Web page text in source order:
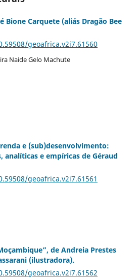
Bione Carquete (aliás Dragão Bee
geoafrica.v2i7.61560
Naide Gelo Machute
e (sub)desenvolvimento:
analíticas e empíricas de Géraud
geoafrica.v2i7.61561
de Andreia Prestes
(ilustradora).
geoafrica.v2i7.61562